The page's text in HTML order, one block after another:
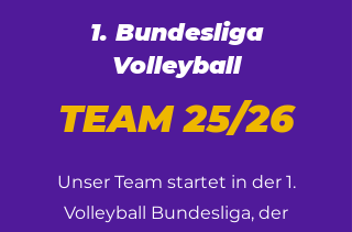
1. Bundesliga
Volleyball
TEAM 25/26
Unser Team startet in der 1.
Volleyball Bundesliga, der